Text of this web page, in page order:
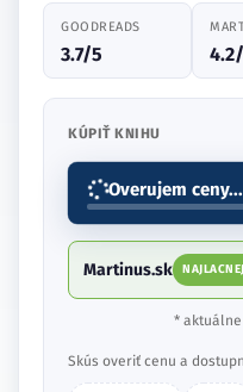
GOODREADS
3.7/5
KÚPIŤ KNIHU
Overujem ceny...
Martinus.sk
*
Skús overiť cenu a